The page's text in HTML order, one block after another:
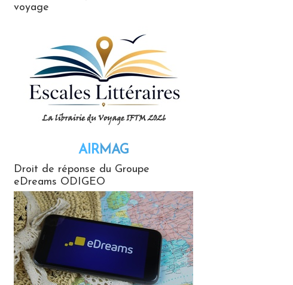
voyage
AIRMAG
Droit de réponse du Groupe
eDreams ODIGEO